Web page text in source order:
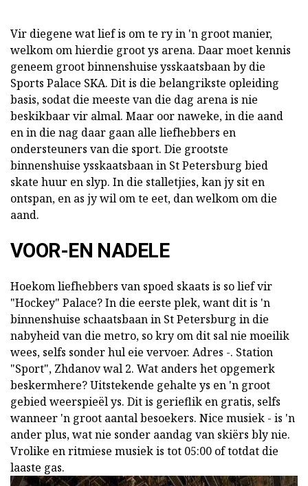
Vir diegene wat lief is om te ry in 'n groot manier,
welkom om hierdie groot ys arena. Daar moet kennis
geneem groot binnenshuise ysskaatsbaan by die
Sports Palace SKA. Dit is die belangrikste opleiding
basis, sodat die meeste van die dag arena is nie
beskikbaar vir almal. Maar oor naweke, in die aand
en in die nag daar gaan alle liefhebbers en
ondersteuners van die sport. Die grootste
binnenshuise ysskaatsbaan in St Petersburg bied
skate huur en slyp. In die stalletjies, kan jy sit en
ontspan, en as jy wil om te eet, dan welkom om die
aand.
VOOR-EN NADELE
Hoekom liefhebbers van spoed skaats is so lief vir
"Hockey" Palace? In die eerste plek, want dit is 'n
binnenshuise schaatsbaan in St Petersburg in die
nabyheid van die metro, so kry om dit sal nie moeilik
wees, selfs sonder hul eie vervoer. Adres -. Station
"Sport", Zhdanov wal 2. Wat anders het opgemerk
beskermhere? Uitstekende gehalte ys en 'n groot
gebied weerspieël ys. Dit is gerieflik en gratis, selfs
wanneer 'n groot aantal besoekers. Nice musiek - is 'n
ander plus, wat nie sonder aandag van skiërs bly nie.
Vrolike en ritmiese musiek is tot 05:00 of totdat die
laaste gas.